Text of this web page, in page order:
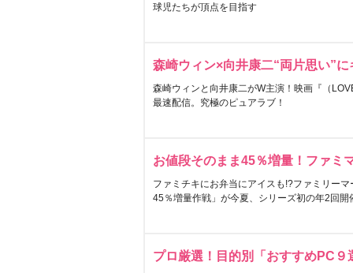
球児たちが頂点を目指す
森崎ウィン×向井康二“両片思い”
森崎ウィンと向井康二がW主演！映画『（
最速配信。究極のピュアラブ！
お値段そのまま45％増量！ファミ
ファミチキにお弁当にアイスも!?ファミリー
45％増量作戦」が今夏、シリーズ初の年2回開
プロ厳選！目的別「おすすめPC９